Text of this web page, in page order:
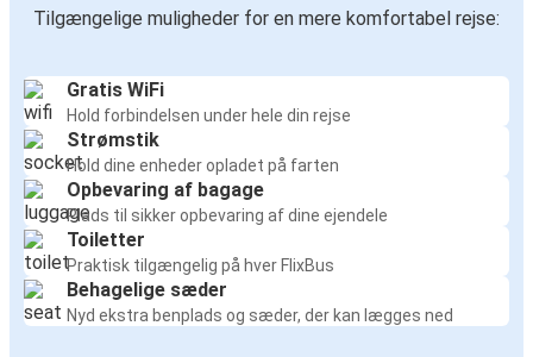
Brno
Kroměříž
Brno
Brno
Kroměříž
Kraków Lufthavn
Brno
Tilgængelige muligheder for en mere komfortabel rejse:
Gratis WiFi
Hold forbindelsen under hele din rejse
Strømstik
Hold dine enheder opladet på farten
Opbevaring af bagage
Plads til sikker opbevaring af dine ejendele
Toiletter
Praktisk tilgængelig på hver FlixBus
Behagelige sæder
Nyd ekstra benplads og sæder, der kan lægges ned